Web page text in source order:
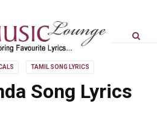
TAMIL SONG LYRICS
Song Lyrics